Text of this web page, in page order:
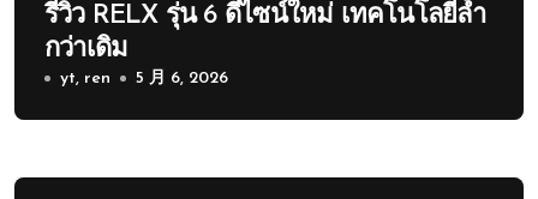
รีวิว RELX รุ่น 6 ดีไซน์ใหม่ เทคโนโลยีล้ำ
กว่าเดิม
yt, ren 5 月 6, 2026